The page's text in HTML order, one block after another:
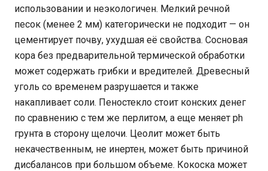
использовании и неэкологичен. Мелкий речной
песок (менее 2 мм) категорически не подходит — он
цементирует почву, ухудшая её свойства. Сосновая
кора без предварительной термической обработки
может содержать грибки и вредителей. Древесный
уголь со временем разрушается и также
накапливает соли. Пеностекло стоит конских денег
по сравнению с тем же перлитом, а еще меняет ph
грунта в сторону щелочи. Цеолит может быть
некачественным, не инертен, может быть причиной
дисбалансов при большом объеме. Кокоска может